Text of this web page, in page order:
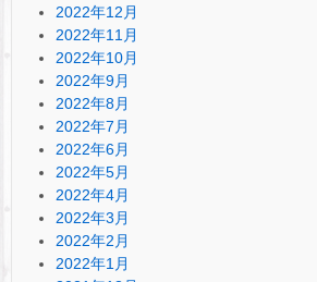
2022年12月
2022年11月
2022年10月
2022年9月
2022年8月
2022年7月
2022年6月
2022年5月
2022年4月
2022年3月
2022年2月
2022年1月